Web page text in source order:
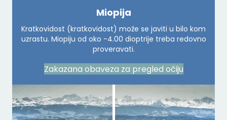
Miopija
Kratkovidost (kratkovidost) može se javiti u bilo kom
uzrastu. Miopiju od oko -4.00 dioptrije treba redovno
proveravati.
Zakazana obaveza za pregled očiju